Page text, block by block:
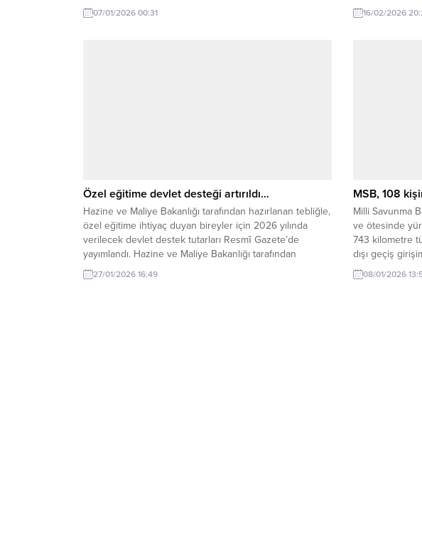
girdikleri ofisinde Ocakçı’nın cansız bedenini buldu. Öte
yandan köpeği ‘Miço’nun kapının önünde sakince
07/01/2026 00:31
Çiğköfte,
alımlarda %50
16/02/2026
Özel eğitime devlet desteği artırıldı…
Hazine ve Maliye Bakanlığı tarafından hazırlanan tebliğle,
özel eğitime ihtiyaç duyan bireyler için 2026 yılında
verilecek devlet destek tutarları Resmî Gazete’de
yayımlandı. Hazine ve Maliye Bakanlığı tarafından
hazırlanan “2026 Yılı Özel Eğitime İhtiyaç Duyan
Bireylere Verilecek Eğitim Desteği Tutarlarına İlişkin
27/01/2026 16:49
MSB, 108
Milli Savunma
ve ötesinde
743 kilometre
dışı geçiş
yakalandığını
Haftalık Basın
08/01/2026